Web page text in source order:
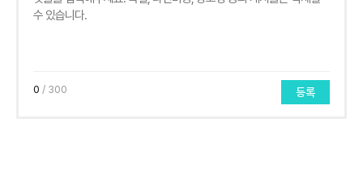
0 / 300 등록